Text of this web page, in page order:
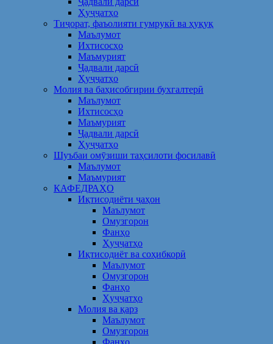
Ҳуҷҷатҳо
Тиҷорат, фаъолияти гумрукӣ ва ҳуқуқ
Маълумот
Ихтисосҳо
Маъмурият
Ҷадвали дарсӣ
Ҳуҷҷатҳо
Молия ва баҳисобгирии бухгалтерӣ
Маълумот
Ихтисосҳо
Маъмурият
Ҷадвали дарсӣ
Ҳуҷҷатҳо
Шуъбаи омӯзиши таҳсилоти фосилавӣ
Маълумот
Маъмурият
КАФЕДРАҲО
Иқтисодиёти ҷаҳон
Маълумот
Омузгорон
Фанҳо
Ҳуҷҷатҳо
Иқтисодиёт ва соҳибкорӣ
Маълумот
Омузгорон
Фанҳо
Ҳуҷҷатҳо
Молия ва қарз
Маълумот
Омузгорон
Фанҳо